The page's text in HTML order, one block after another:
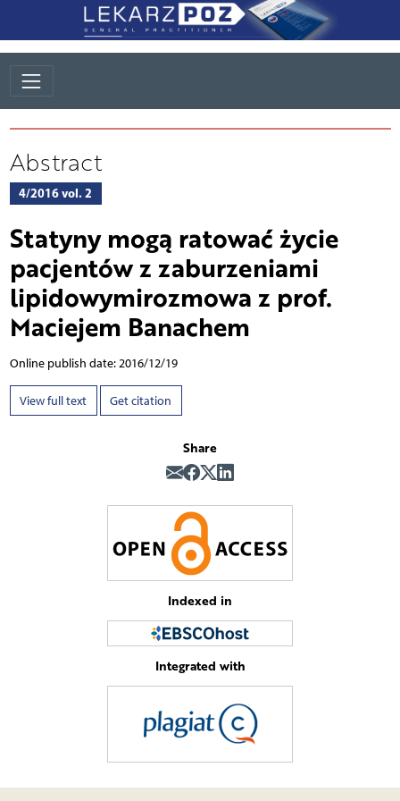
Abstract
4/2016 vol. 2
Statyny mogą ratować życie
pacjentów z zaburzeniami
lipidowymirozmowa z prof.
Maciejem Banachem
Online publish date: 2016/12/19
View full text Get citation
Share
Indexed in
Integrated with